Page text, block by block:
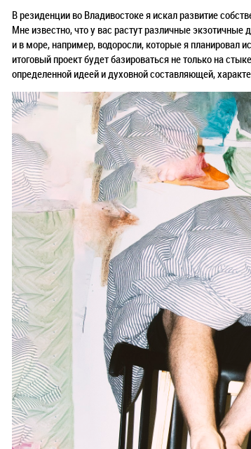
В резиденции во Владивостоке я искал развитие
Мне известно, что у вас растут различные
и в море, например, водоросли, которые я планировал
итоговый проект будет базироваться не только на
определенной идеей и духовной составляющей,